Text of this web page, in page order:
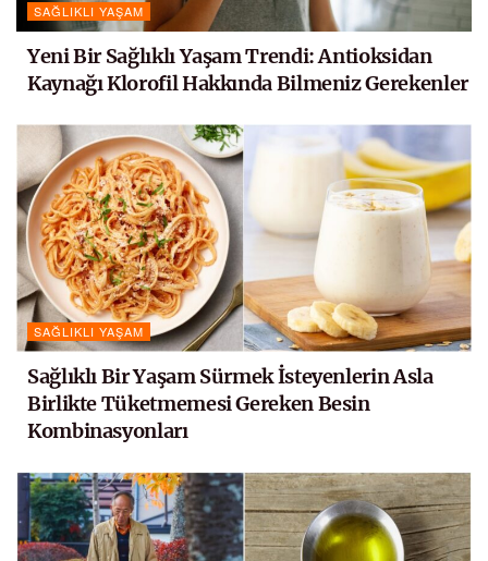
SAĞLIKLI YAŞAM
Yeni Bir Sağlıklı Yaşam Trendi: Antioksidan
Kaynağı Klorofil Hakkında Bilmeniz Gerekenler
SAĞLIKLI YAŞAM
Sağlıklı Bir Yaşam Sürmek İsteyenlerin Asla
Birlikte Tüketmemesi Gereken Besin
Kombinasyonları